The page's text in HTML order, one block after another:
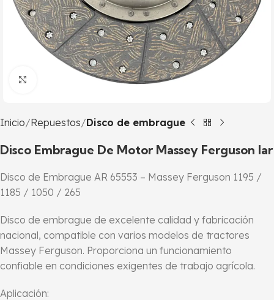
Click to enlarge
Inicio Repuestos Disco de embrague
Disco Embrague De Motor Massey Ferguson Iar
Disco de Embrague AR 65553 – Massey Ferguson 1195 /
1185 / 1050 / 265
Disco de embrague de excelente calidad y fabricación
nacional, compatible con varios modelos de tractores
Massey Ferguson. Proporciona un funcionamiento
confiable en condiciones exigentes de trabajo agrícola.
Aplicación: